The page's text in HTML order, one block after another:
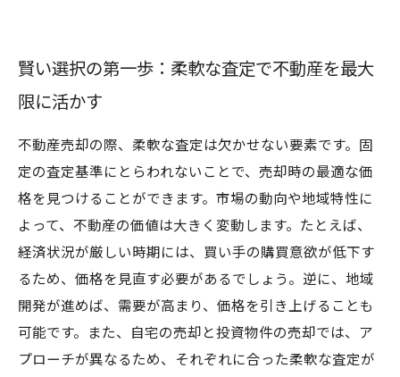
賢い選択の第一歩：柔軟な査定で不動産を最大
限に活かす
不動産売却の際、柔軟な査定は欠かせない要素です。固
定の査定基準にとらわれないことで、売却時の最適な価
格を見つけることができます。市場の動向や地域特性に
よって、不動産の価値は大きく変動します。たとえば、
経済状況が厳しい時期には、買い手の購買意欲が低下す
るため、価格を見直す必要があるでしょう。逆に、地域
開発が進めば、需要が高まり、価格を引き上げることも
可能です。また、自宅の売却と投資物件の売却では、ア
プローチが異なるため、それぞれに合った柔軟な査定が